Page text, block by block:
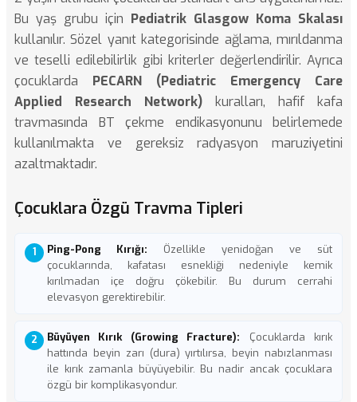
Bu yaş grubu için Pediatrik Glasgow Koma Skalası
kullanılır. Sözel yanıt kategorisinde ağlama, mırıldanma
ve teselli edilebilirlik gibi kriterler değerlendirilir. Ayrıca
çocuklarda PECARN (Pediatric Emergency Care
Applied Research Network) kuralları, hafif kafa
travmasında BT çekme endikasyonunu belirlemede
kullanılmakta ve gereksiz radyasyon maruziyetini
azaltmaktadır.
Çocuklara Özgü Travma Tipleri
Ping-Pong Kırığı: Özellikle yenidoğan ve süt
çocuklarında, kafatası esnekliği nedeniyle kemik
kırılmadan içe doğru çökebilir. Bu durum cerrahi
elevasyon gerektirebilir.
Büyüyen Kırık (Growing Fracture): Çocuklarda kırık
hattında beyin zarı (dura) yırtılırsa, beyin nabızlanması
ile kırık zamanla büyüyebilir. Bu nadir ancak çocuklara
özgü bir komplikasyondur.